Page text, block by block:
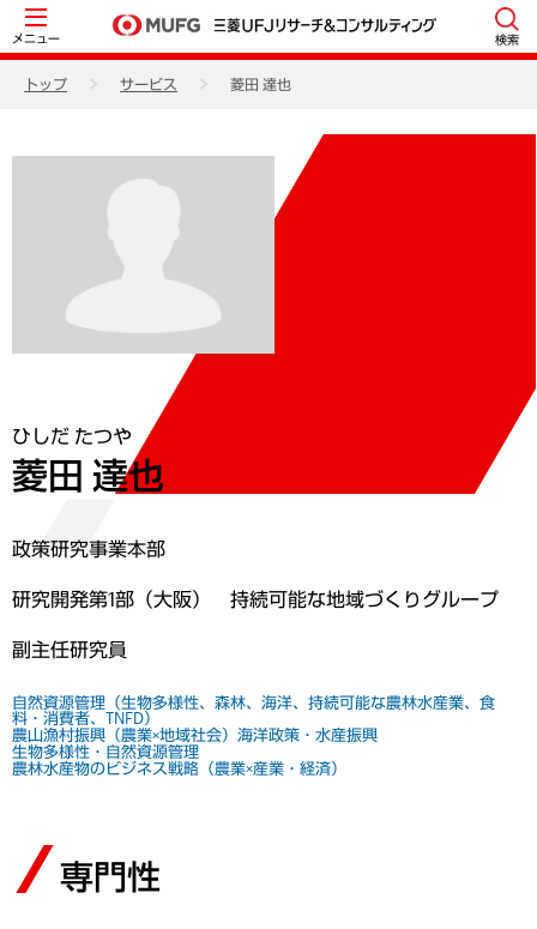
メニュー 検索
トップ サービス 菱田 達也
ひしだ たつや
菱田 達也
政策研究事業本部
研究開発第1部（大阪） 持続可能な地域づくりグループ
副主任研究員
自然資源管理（生物多様性、森林、海洋、持続可能な農林水産業、食
料・消費者、TNFD）
農山漁村振興（農業×地域社会）海洋政策・水産振興
生物多様性・自然資源管理
農林水産物のビジネス戦略（農業×産業・経済）
専門性